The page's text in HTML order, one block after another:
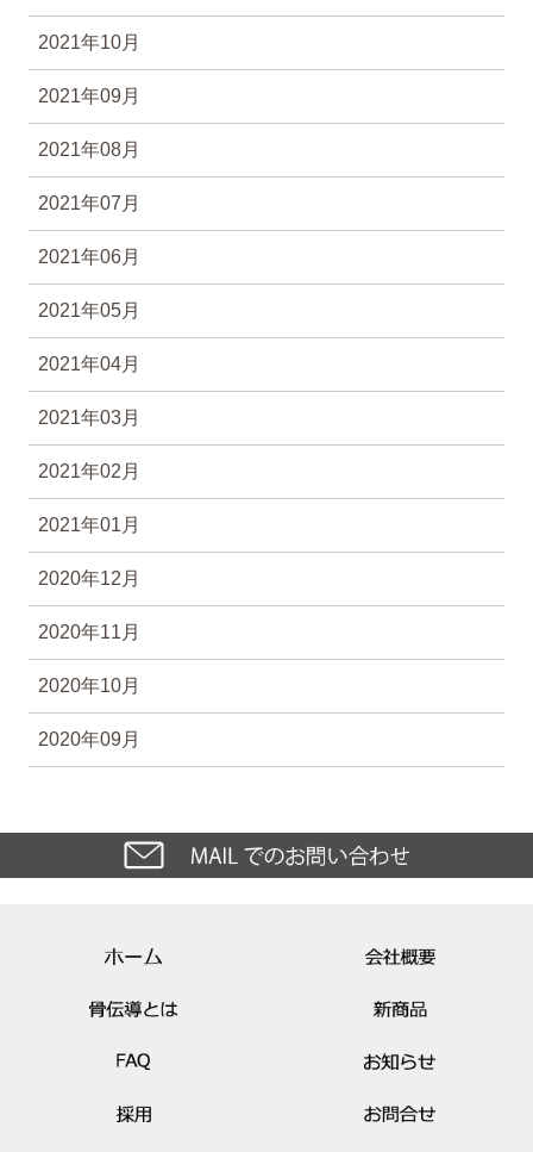
2021年10月
2021年09月
2021年08月
2021年07月
2021年06月
2021年05月
2021年04月
2021年03月
2021年02月
2021年01月
2020年12月
2020年11月
2020年10月
2020年09月